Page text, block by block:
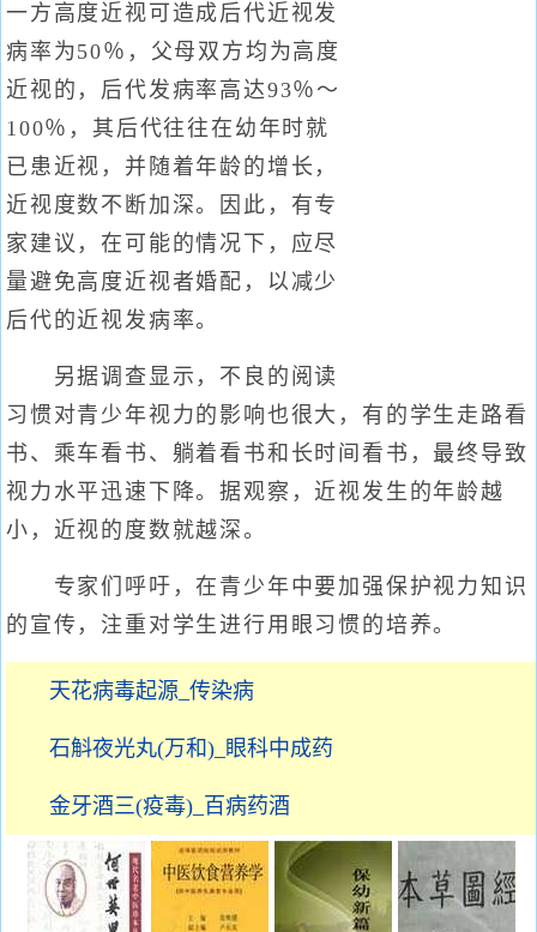
一方高度近视可造成后代近视发
病率为50％，父母双方均为高度
近视的，后代发病率高达93％～
100％，其后代往往在幼年时就
已患近视，并随着年龄的增长，
近视度数不断加深。因此，有专
家建议，在可能的情况下，应尽
量避免高度近视者婚配，以减少
后代的近视发病率。
另据调查显示，不良的阅读
习惯对青少年视力的影响也很大，有的学生走路看
书、乘车看书、躺着看书和长时间看书，最终导致
视力水平迅速下降。据观察，近视发生的年龄越
小，近视的度数就越深。
专家们呼吁，在青少年中要加强保护视力知识
的宣传，注重对学生进行用眼习惯的培养。
天花病毒起源_传染病
石斛夜光丸(万和)_眼科中成药
金牙酒三(疫毒)_百病药酒